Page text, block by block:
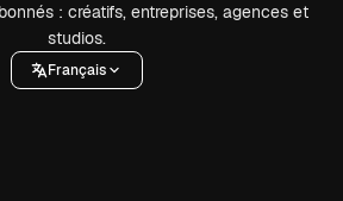
: créatifs, entreprises, agences et
studios.
Français